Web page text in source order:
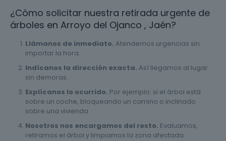
¿Cómo solicitar nuestra retirada urgente de
árboles en Arroyo del Ojanco , Jaén?
Llámanos de inmediato. Atendemos urgencias sin
importar la hora.
Indícanos la dirección exacta. Así llegamos al lugar
sin demoras.
Explícanos lo ocurrido. Por ejemplo: si el árbol está
sobre un coche, bloqueando un camino o inclinado
sobre una vivienda.
Nosotros nos encargamos del resto. Evaluamos,
retiramos el árbol y limpiamos la zona afectada.